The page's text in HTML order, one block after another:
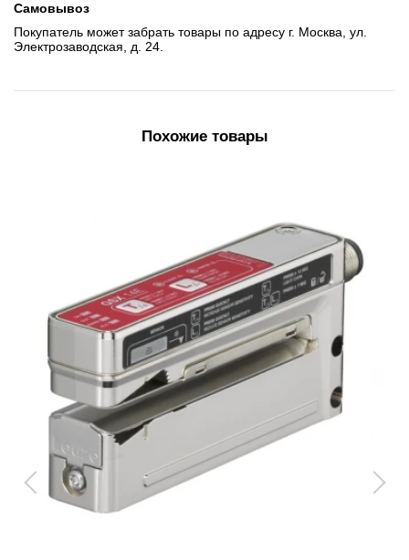
Самовывоз
Покупатель может забрать товары по адресу г. Москва, ул.
Электрозаводская, д. 24.
Похожие товары